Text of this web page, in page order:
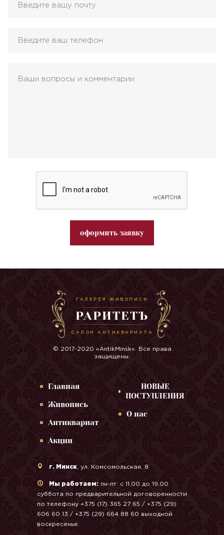
оформить заявку
ГАЛЕРЕЯ ЖИВОПИСИ
РАРИТЕТЪ
САЛОН АНТИКВАРИАТА
© 2017-2020 «AntikMinsk». Все права
защищены.
Главная
Живопись
Антиквариат
Акции
НОВЫЕ
ПОСТУПЛЕНИЯ
О нас
г. Минск , ул. Комсомольская, 8
Мы работаем: пн-пт: с 11.00 до 19.00
суббота по предварительной договоренности
по телефону +375 (17) 365 27 65 / +375 (29)
606 60 13 / +375 (29) 664 88 60 выходной
воскресенье.